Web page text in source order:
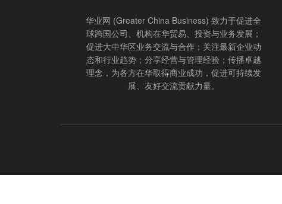
华业网 (Greater China Business) 致力于促进全
球跨国公司、机构在华贸易、投资与业务发展；
促进大中华区业务交流与合作；关注最新企业动
态和行业趋势；分享经营与管理经验；传播卓越
理念，为各方在华取得商业成功，促进可持续发
展、友好交流贡献力量。